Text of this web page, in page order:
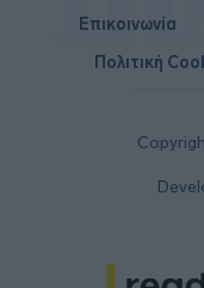
Επικοινωνία
Πολιτική